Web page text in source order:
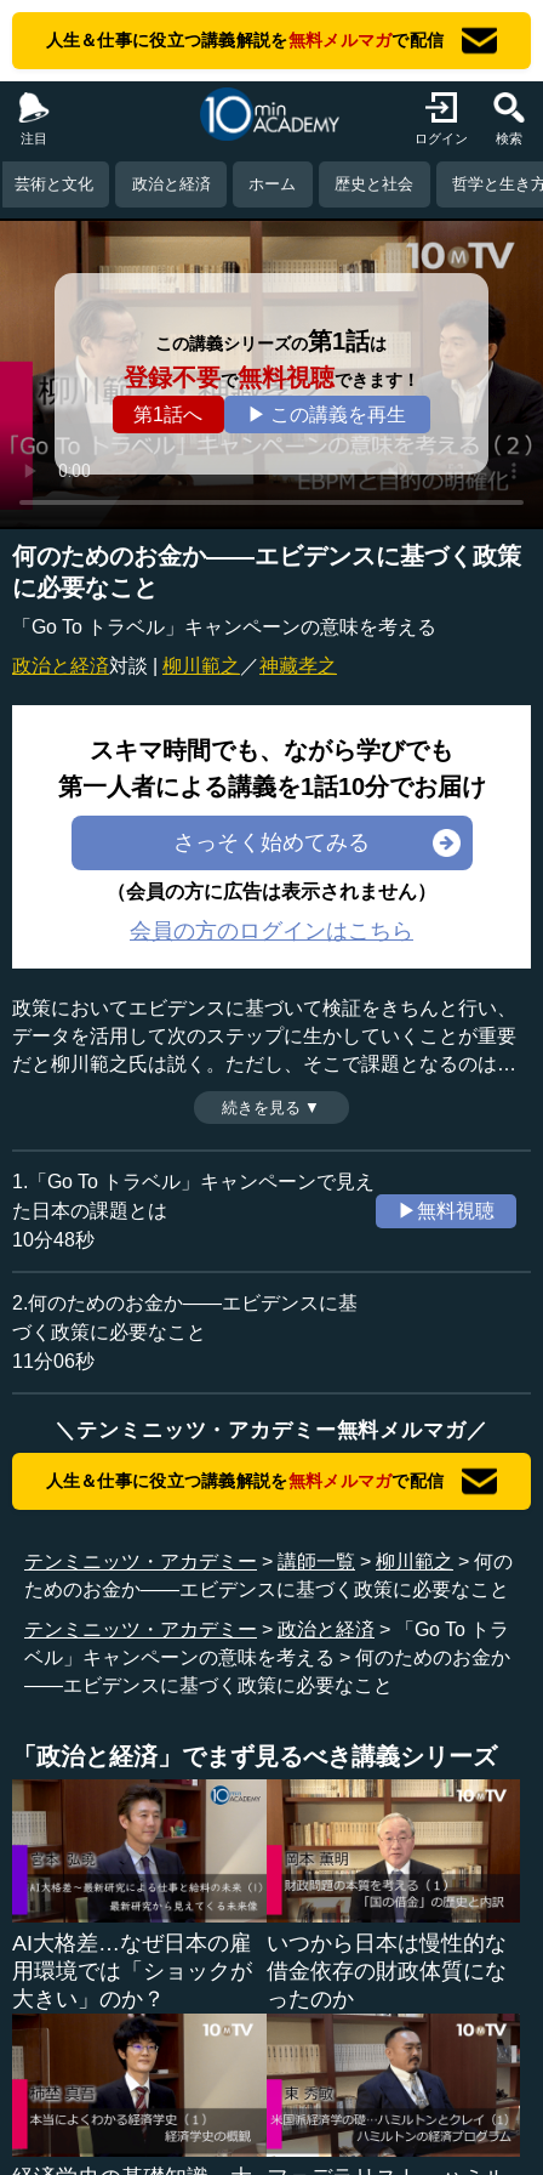
人生＆仕事に役立つ講義解説を無料メルマガで配信
注目 ログイン 検索
芸術と文化 政治と経済 ホーム 歴史と社会 哲学と生き
この講義シリーズの第1話は
登録不要で無料視聴できます！
第1話へ ▶ この講義を再生
何のためのお金か――エビデンスに基づく政策
に必要なこと
「Go To トラベル」キャンペーンの意味を考える
政治と経済対談 | 柳川範之 ／神藏孝之
スキマ時間でも、ながら学びでも
第一人者による講義を1話10分でお届け
さっそく始めてみる
（会員の方に広告は表示されません）
会員の方のログインはこちら
政策においてエビデンスに基づいて検証をきちんと行い、
データを活用して次のステップに生かしていくことが重要
だと柳川範之氏は説く。ただし、そこで課題となるのは、
政策の目的である。企業経営とは異なり、政策の場合、目
的が複数で複雑になる傾向にある。そこをどう考えて進め
ていくか。今回の「Go To トラベル」キャンペーンはその
ための事例として生かしたい。（全2話中第2話）
※インタビュアー：神藏孝之（テンミニッツTV論説主幹）
収録日：2020年8月19日
追加日：2020年9月10日
カテゴリー：
金融・経済
≪全文≫
●データサイエンスの発展でもっと可能性は広がるは
―― そのプロセスがはっきりしていれば、これだけITが
進み、みんながスマホを持ち、AIがあってデータベースが
ある時代ですから、先生がよくいわれる経済学で実験をで
と思うんですが、そうしたことがやりやすくなりますよ
ね。問いが立てやすくなると。
柳川 そうなんです。だから、本来は、そういうIT技術だ
とかデータサイエンスの発展というのは、いろいろな実験
をやってみる、あるいはいろいろ細かいデータを集めてみ
を掘り下げていくとか、あるいは、前回私が申しあげたよ
うな、あいだの道というか、つまり「Go Toキャンペーンを
やるか、やらないか」ではなくて、あいだのやり方のよう
なことを議論して掘り下げていく。そうすれば、実は一番
いいやり方が見つけられるかもしれない。
そういうことも、本当はデータとか、あるいはいろんな
情報を集めてみることで浮かび上がってくる可能性がある
と思うんです。そういうことをやや排除してしまってい
て、単純な意見の言い合いになってしまう傾向があるとい
うことです。
●政策にもエビデンスに基づいた検証が必要な時代
―― でも、そこはすごくもったいないですよね。今回の
続きを見る ▼
1.「Go To トラベル」キャンペーンで見え
た日本の課題とは
10分48秒
▶無料視聴
2.何のためのお金か――エビデンスに基
づく政策に必要なこと
11分06秒
＼テンミニッツ・アカデミー無料メルマガ／
人生＆仕事に役立つ講義解説を無料メルマガで配信
テンミニッツ・アカデミー 講師一覧 柳川範之
何の
ためのお金か――エビデンスに基づく政策に必要なこと
テンミニッツ・アカデミー
政治と経済
「Go To トラ
ベル」キャンペーンの意味を考える
何のためのお金か
――エビデンスに基づく政策に必要なこと
「政治と経済」でまず見るべき講義シリーズ
AI大格差…なぜ日本の雇
用環境では「ショックが
大きい」のか？
いつから日本は慢性的な
借金依存の財政体質にな
ったのか